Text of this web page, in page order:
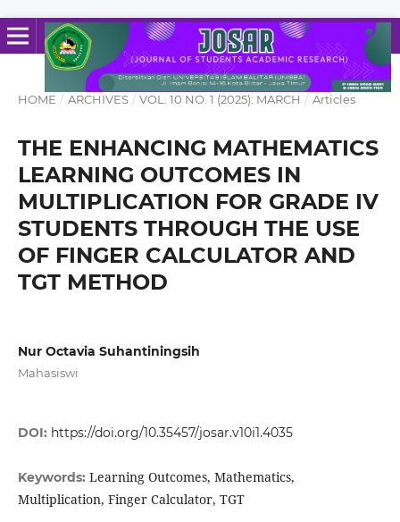
HOME / ARCHIVES / VOL. 10 NO. 1 (2025): MARCH / Articles
THE ENHANCING MATHEMATICS
LEARNING OUTCOMES IN
MULTIPLICATION FOR GRADE IV
STUDENTS THROUGH THE USE
OF FINGER CALCULATOR AND
TGT METHOD
Nur Octavia Suhantiningsih
Mahasiswi
DOI: https://doi.org/10.35457/josar.v10i1.4035
Keywords: Learning Outcomes, Mathematics,
Multiplication, Finger Calculator, TGT